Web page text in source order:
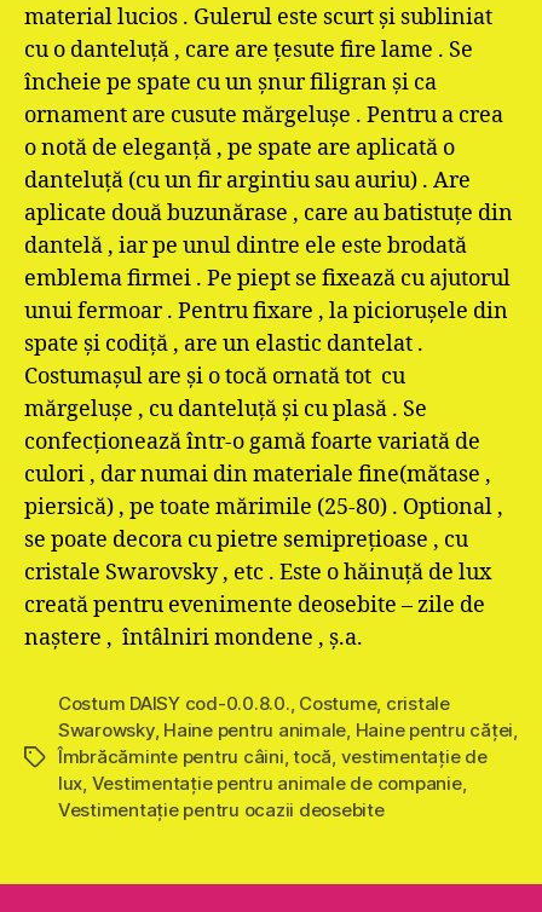
material lucios . Gulerul este scurt şi subliniat
cu o danteluţă , care are ţesute fire lame . Se
încheie pe spate cu un şnur filigran şi ca
ornament are cusute mărgeluşe . Pentru a crea
o notă de eleganţă , pe spate are aplicată o
danteluţă (cu un fir argintiu sau auriu) . Are
aplicate două buzunărase , care au batistuţe din
dantelă , iar pe unul dintre ele este brodată
emblema firmei . Pe piept se fixează cu ajutorul
unui fermoar . Pentru fixare , la picioruşele din
spate şi codiţă , are un elastic dantelat .
Costumaşul are şi o tocă ornată tot cu
mărgeluşe , cu danteluţă şi cu plasă . Se
confecţionează într-o gamă foarte variată de
culori , dar numai din materiale fine(mătase ,
piersică) , pe toate mărimile (25-80) . Optional ,
se poate decora cu pietre semipreţioase , cu
cristale Swarovsky , etc . Este o hăinuţă de lux
creată pentru evenimente deosebite – zile de
naştere , întâlniri mondene , ş.a.
Etichete
Costum DAISY cod-0.0.8.0., Costume, cristale
Swarowsky, Haine pentru animale, Haine pentru căţei,
Îmbrăcăminte pentru câini,tocă, vestimentaţie de
lux, Vestimentație pentru animale de companie,
Vestimentaţie pentru ocazii deosebite